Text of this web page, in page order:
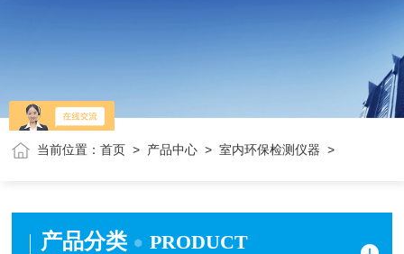
当前位置：首页 > 产品中心 >室内环保检测仪器 >
产品分类 PRODUCT